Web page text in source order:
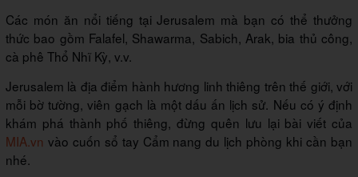
Các món ăn nổi tiếng tại Jerusalem mà bạn có thể thưởng
thức bao gồm Falafel, Shawarma, Sabich, Arak, bia thủ công,
cà phê Thổ Nhĩ Kỳ, v.v.
Jerusalem là địa điểm hành hương linh thiêng trên thế giới, với
mỗi bờ tường, viên gạch là một dấu ấn lịch sử. Nếu có ý định
khám phá thành phố thiêng, đừng quên lưu lại bài viết của
MIA.vn vào cuốn sổ tay Cẩm nang du lịch phòng khi cần bạn
nhé.